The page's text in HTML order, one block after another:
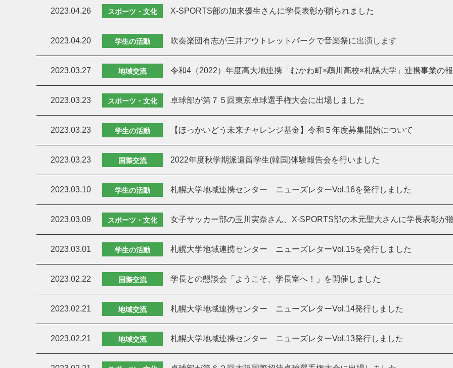
2023.04.26 スポーツ・文化 X-SPORTS部の加来優生さんに学長表彰が贈られました
2023.04.20 学生の活動 吹奏楽団有志が三井アウトレットパークで音楽祭に出演します
2023.03.27 地域交流 令和4（2022）年度高大地連携「むかわ町×鵡川高校×札幌大学」連携事業の
2023.03.23 スポーツ・文化 卓球部が第７５回東京卓球選手権大会に出場しました
2023.03.23 学生の活動 【ほっかいどう未来チャレンジ基金】令和５年度募集開始について
2023.03.23 国際交流 2022年度秋学期派遣留学生(韓国)体験報告会を行いました
2023.03.10 学生の活動 札幌大学地域連携センター ニューズレターVol.16を発行しました
2023.03.09 スポーツ・文化 女子サッカー部の玉川実奈さん、X-SPORTS部の木元聖大さんに学長表彰が
2023.03.01 学生の活動 札幌大学地域連携センター ニューズレターVol.15を発行しました
2023.02.22 国際交流 学長との懇談会「ようこそ、学長室へ！」を開催しました
2023.02.21 地域交流 札幌大学地域連携センター ニューズレターVol.14発行しました
2023.02.21 地域交流 札幌大学地域連携センター ニューズレターVol.13発行しました